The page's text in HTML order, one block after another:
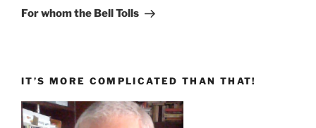
successivo
For whom the Bell Tolls
IT’S MORE COMPLICATED THAN THAT!